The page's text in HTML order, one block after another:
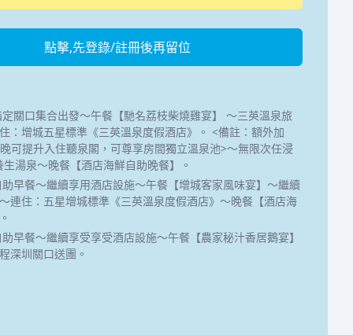
點擊,先登錄/註冊後再留位
關口集合出發～午餐【馳名荔枝柴燒雞宴】 ～三英溫泉旅
：增城五星標準《三英溫泉度假酒店》。 <備註：額外加
可提升入住聽泉閣，可尊享房間獨立溫泉池>～無限次任浸
湯泉～晚餐【酒店海鮮自助晚餐】。
早餐～繼續享用酒店設施～午餐【增城客家風味宴】～繼續
連住：五星增城標準《三英溫泉度假酒店》～晚餐【酒店海
早餐～繼續享受享受酒店設施～午餐【農家秘汁香居鵝宴】
深圳關口送團。